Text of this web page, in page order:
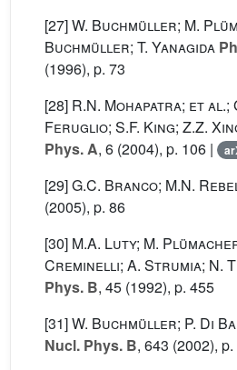
[27]W. Buchmüller; M.
Buchmüller; T. Yanagida
(1996), p. 73
[28] R.N. Mohapatra; et
Feruglio; S.F. King; Z.Z.
Phys. A, 6 (2004), p. 106 |
[29]G.C. Branco; M.N.
(2005), p. 86
[30] M.A. Luty; M.
Creminelli; A. Strumia; N.
Phys. B, 45 (1992), p. 455
[31]W. Buchmüller; P. Di
Nucl. Phys. B, 643 (2002),